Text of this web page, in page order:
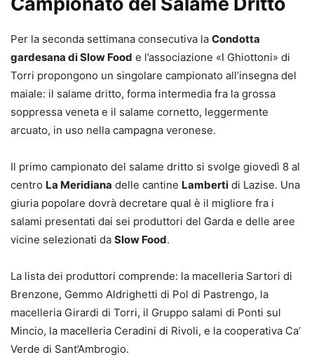
Per la seconda settimana consecutiva la Condotta
gardesana di Slow Food e l’associazione «I Ghiottoni» di
Torri propongono un singolare campionato all’insegna del
maiale: il salame dritto, forma intermedia fra la grossa
soppressa veneta e il salame cornetto, leggermente
arcuato, in uso nella campagna veronese.
Il primo campionato del salame dritto si svolge giovedì 8 al
centro La Meridiana delle cantine Lamberti di Lazise. Una
giuria popolare dovrà decretare qual è il migliore fra i
salami presentati dai sei produttori del Garda e delle aree
vicine selezionati da Slow Food.
La lista dei produttori comprende: la macelleria Sartori di
Brenzone, Gemmo Aldrighetti di Pol di Pastrengo, la
macelleria Girardi di Torri, il Gruppo salami di Ponti sul
Mincio, la macelleria Ceradini di Rivoli, e la cooperativa Ca’
Verde di Sant’Ambrogio.